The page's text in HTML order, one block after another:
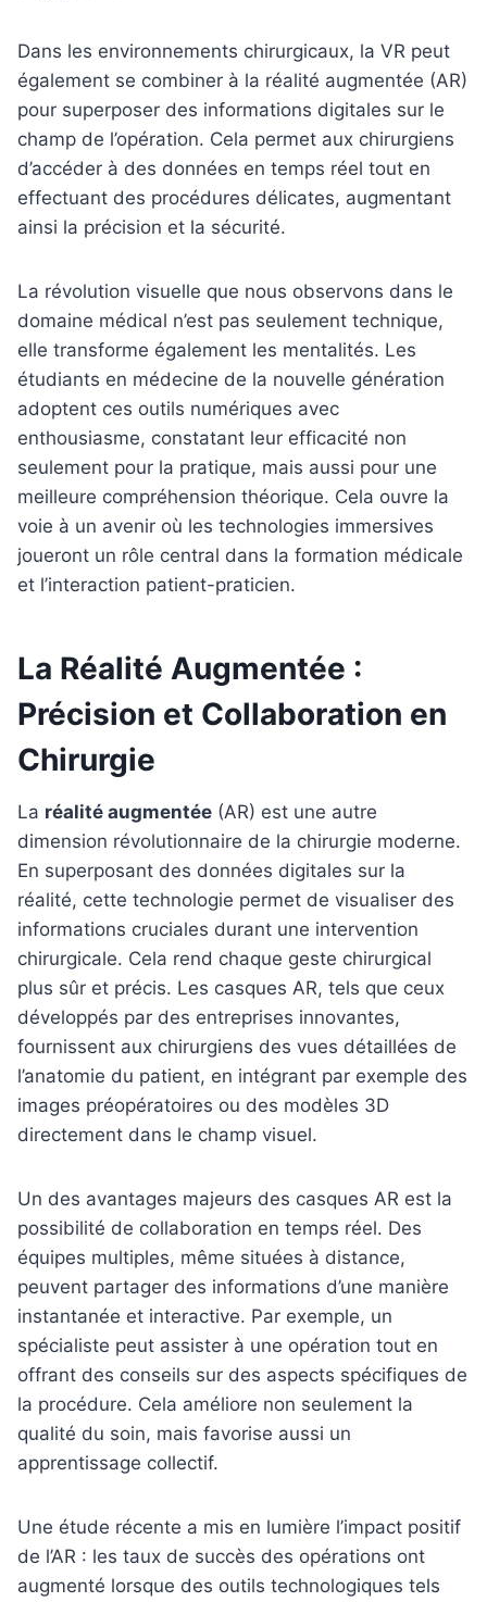
Dans les environnements chirurgicaux, la VR peut
également se combiner à la réalité augmentée (AR)
pour superposer des informations digitales sur le
champ de l’opération. Cela permet aux chirurgiens
d’accéder à des données en temps réel tout en
effectuant des procédures délicates, augmentant
ainsi la précision et la sécurité.
La révolution visuelle que nous observons dans le
domaine médical n’est pas seulement technique,
elle transforme également les mentalités. Les
étudiants en médecine de la nouvelle génération
adoptent ces outils numériques avec
enthousiasme, constatant leur efficacité non
seulement pour la pratique, mais aussi pour une
meilleure compréhension théorique. Cela ouvre la
voie à un avenir où les technologies immersives
joueront un rôle central dans la formation médicale
et l’interaction patient-praticien.
La Réalité Augmentée :
Précision et Collaboration en
Chirurgie
La réalité augmentée (AR) est une autre
dimension révolutionnaire de la chirurgie moderne.
En superposant des données digitales sur la
réalité, cette technologie permet de visualiser des
informations cruciales durant une intervention
chirurgicale. Cela rend chaque geste chirurgical
plus sûr et précis. Les casques AR, tels que ceux
développés par des entreprises innovantes,
fournissent aux chirurgiens des vues détaillées de
l’anatomie du patient, en intégrant par exemple des
images préopératoires ou des modèles 3D
directement dans le champ visuel.
Un des avantages majeurs des casques AR est la
possibilité de collaboration en temps réel. Des
équipes multiples, même situées à distance,
peuvent partager des informations d’une manière
instantanée et interactive. Par exemple, un
spécialiste peut assister à une opération tout en
offrant des conseils sur des aspects spécifiques de
la procédure. Cela améliore non seulement la
qualité du soin, mais favorise aussi un
apprentissage collectif.
Une étude récente a mis en lumière l’impact positif
de l’AR : les taux de succès des opérations ont
augmenté lorsque des outils technologiques tels